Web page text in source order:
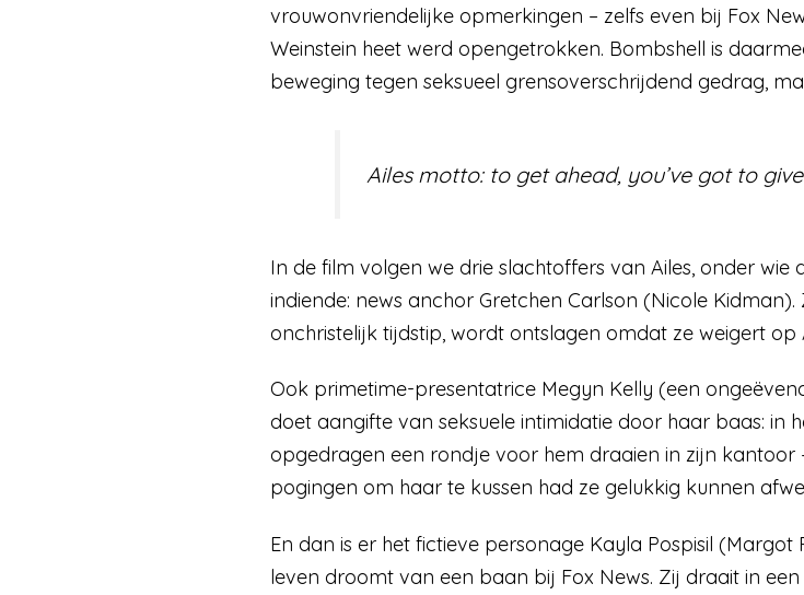
vrouwonvriendelijke opmerkingen – zelfs even bij Fox
Weinstein heet werd opengetrokken. Bombshell is
beweging tegen seksueel grensoverschrijdend gedrag,
Ailes motto: to get ahead, you’ve got to
In de film volgen we drie slachtoffers van Ailes, onder
indiende: news anchor Gretchen Carlson (Nicole
onchristelijk tijdstip, wordt ontslagen omdat ze weigert op
Ook primetime-presentatrice Megyn Kelly (een
doet aangifte van seksuele intimidatie door haar baas: in
opgedragen een rondje voor hem draaien in zijn kantoor
pogingen om haar te kussen had ze gelukkig kunnen
En dan is er het fictieve personage Kayla Pospisil
leven droomt van een baan bij Fox News. Zij draait in